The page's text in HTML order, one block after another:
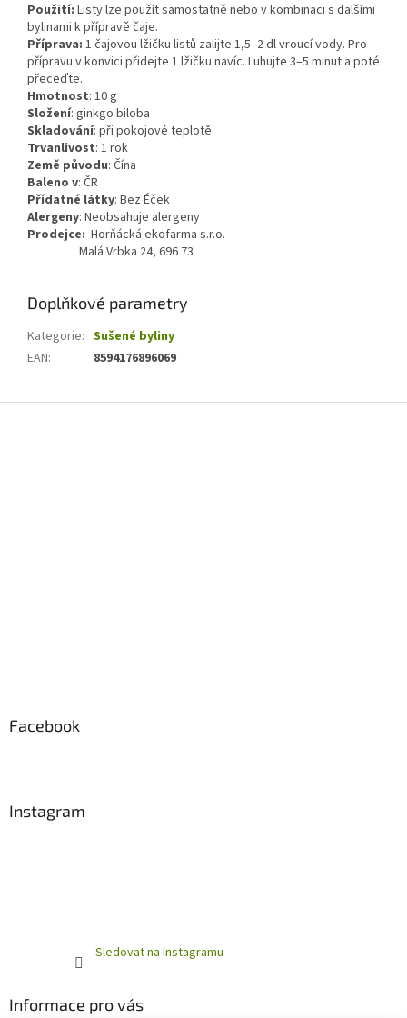
Použití: Listy lze použít samostatně nebo v kombinaci s dalšími
bylinami k přípravě čaje.
Příprava: 1 čajovou lžičku listů zalijte 1,5–2 dl vroucí vody. Pro
přípravu v konvici přidejte 1 lžičku navíc. Luhujte 3–5 minut a poté
přeceďte.
Hmotnost: 10g
Složení: ginkgo biloba
Skladování: při pokojové teplotě
Trvanlivost: 1 rok
Země původu: Čína
Baleno v: ČR
Přídatné látky: Bez Éček
Alergeny: Neobsahuje alergeny
Prodejce: Horňácká ekofarma s.r.o.
Malá Vrbka 24, 696 73
Doplňkové parametry
Kategorie: Sušené byliny
EAN: 8594176896069
Facebook
Instagram
Sledovat na Instagramu
Informace pro vás